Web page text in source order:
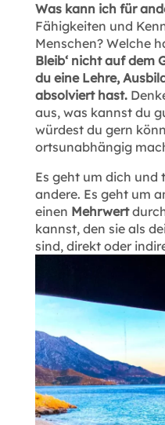
Was kann ich für
Fähigkeiten und
Menschen? Welche
Bleib‘ nicht auf dem
du eine Lehre,
absolviert hast.
aus, was kannst du
würdest du gern
ortsunabhängig
Es geht um dich und
andere. Es geht um
einen Mehrwert
kannst, den sie als
sind, direkt oder